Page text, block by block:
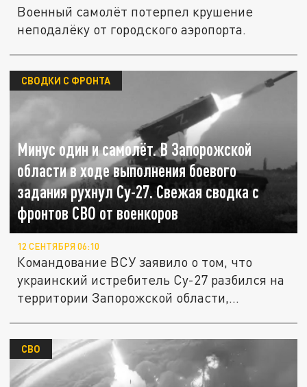
Военный самолёт потерпел крушение
неподалёку от городского аэропорта.
Минус один и самолёт. В Запорожской
области в ходе выполнения боевого
задания рухнул Су-27. Свежая сводка с
фронтов СВО от военкоров
СВОДКИ С ФРОНТА
12 СЕНТЯБРЯ 06:10
Командование ВСУ заявило о том, что
украинский истребитель Су-27 разбился на
территории Запорожской области,...
СВО